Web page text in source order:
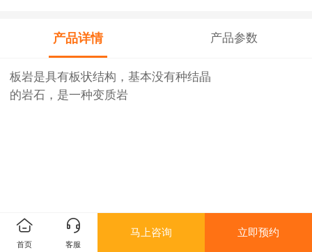
产品详情 产品参数
板岩是具有板状结构，基本没有种结晶
的岩石，是一种变质岩
首页 客服
马上咨询 立即预约